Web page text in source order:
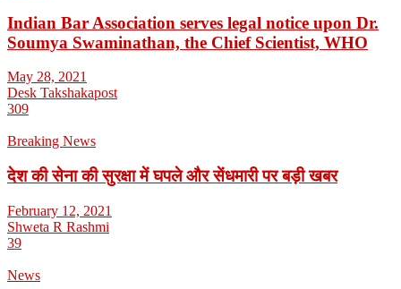
Indian Bar Association serves legal notice upon Dr.
Soumya Swaminathan, the Chief Scientist, WHO
May 28, 2021
Desk Takshakapost
309
Breaking News
देश की सेना की सुरक्षा में घपले और सेंधमारी पर बड़ी खबर
February 12, 2021
Shweta R Rashmi
39
News